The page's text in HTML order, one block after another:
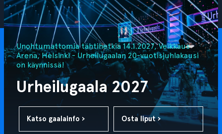
Unohtumattomia tähtihetkiä 14.1.2027, Veikkaus
Arena, Helsinki - Urheilugaalan 20-vuotisjuhlakausi
on käynnissä!
Urheilugaala 2027
Katso gaalainfo › Osta liput ›